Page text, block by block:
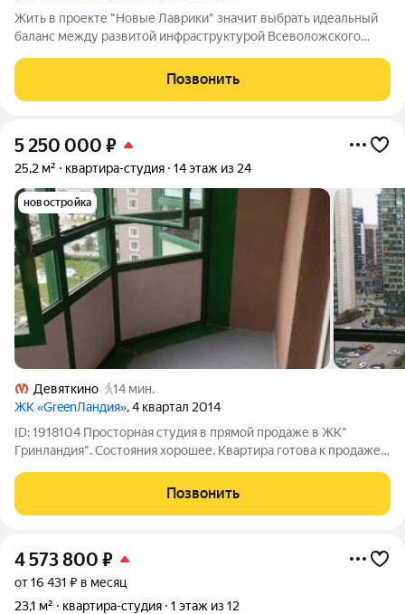
Жить в проекте "Новые Лаврики" значит выбрать идеальный
баланс между развитой инфраструктурой Всеволожского
Занимайтесь скандинавской ходьбой в сосновом лесу,
отправляйтесь в глэмпинг на берегу
Позвонить
5 250 000 ₽
25,2 м² квартира-студия 14 этаж из 24
новостройка
Девяткино
14 мин.
ЖК «GreenЛандия», 4 квартал 2014
ID: 1918104 Просторная студия в прямой продаже в ЖК"
Гринландия". Состояния хорошее. Квартира готова к продаже.
Позвонить
4 573 800 ₽
от 16 431 ₽ в месяц
23,1 м²
квартира-студия 1 этаж из 12